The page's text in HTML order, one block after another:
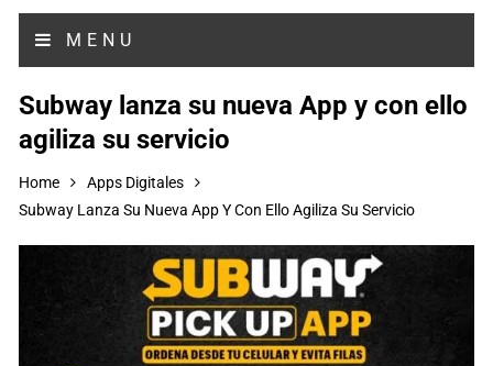
MENU
Subway lanza su nueva App y con ello
agiliza su servicio
Home
Apps Digitales
Subway Lanza Su Nueva App Y Con Ello Agiliza Su Servicio